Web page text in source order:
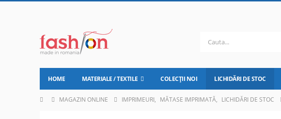
HOME MATERIALE / TEXTILE COLECȚII NOI LICHIDĂRI DE STOC
MAGAZIN ONLINE IMPRIMEURI, MĂTASE IMPRIMATĂ, LICHIDĂRI DE STOC